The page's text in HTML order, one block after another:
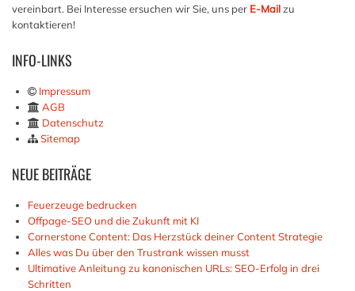
vereinbart. Bei Interesse ersuchen wir Sie, uns per E-Mailzu
kontaktieren!
INFO-LINKS
Impressum
AGB
Datenschutz
Sitemap
NEUEBEITRÄGE
Feuerzeuge bedrucken
Offpage-SEO und die Zukunft mit KI
Cornerstone Content: Das Herzstück deiner Content Strategie
Alles was Du über den Trustrank wissen musst
Ultimative Anleitung zu kanonischen URLs: SEO-Erfolg in drei
Schritten